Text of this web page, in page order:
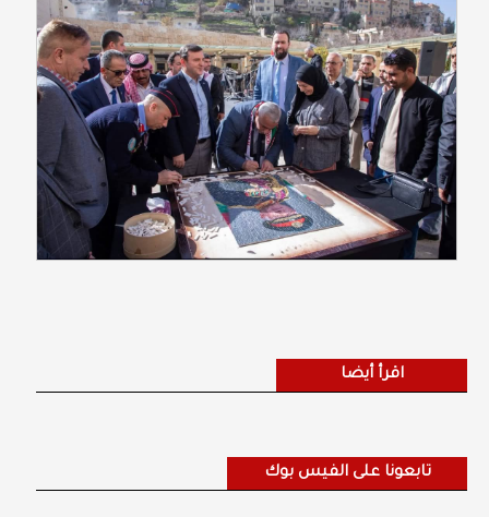
اقرأ أيضا
تابعونا على الفيس بوك